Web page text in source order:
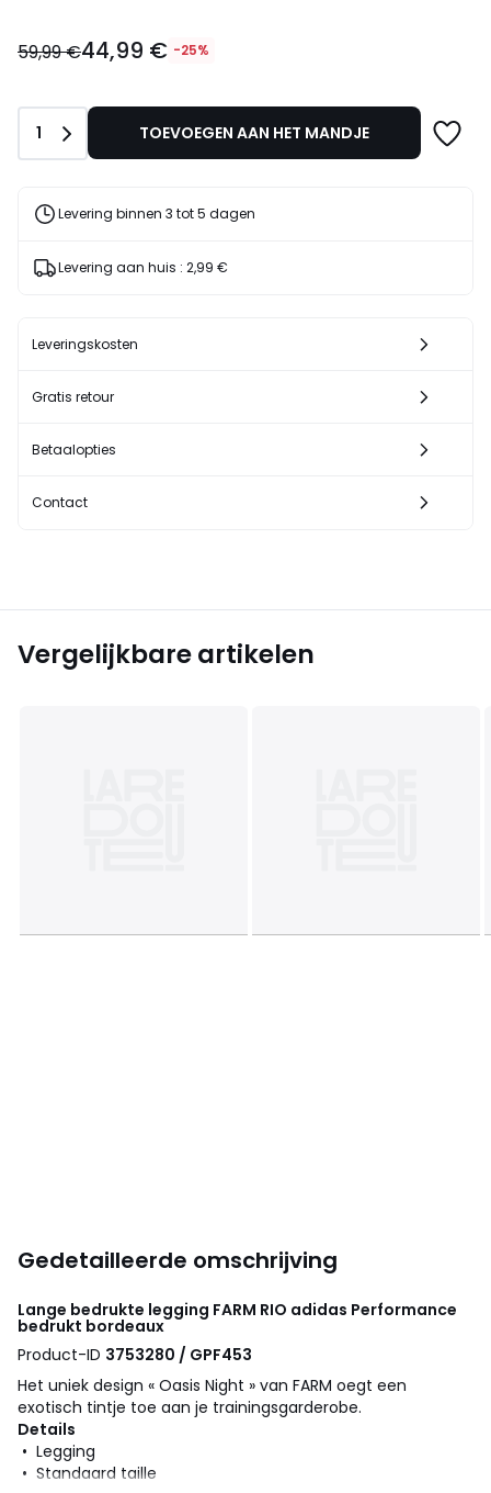
€
59,99
€
korting
toegepast.
59,99 €44,99 € -25%
Aantal
1 TOEVOEGEN AAN HET MANDJE
Levering binnen 3 tot 5 dagen
Levering aan huis : 2,99 €
Leveringskosten
Gratis retour
Betaalopties
Contact
Vergelijkbare artikelen
Gedetailleerde omschrijving
Lange bedrukte legging FARM RIO adidas Performance
bedrukt bordeaux
Product-ID 3753280 / GPF453
Het uniek design « Oasis Night » van FARM oegt een
exotisch tintje toe aan je trainingsgarderobe.
Details
• Legging
• Standaard taille